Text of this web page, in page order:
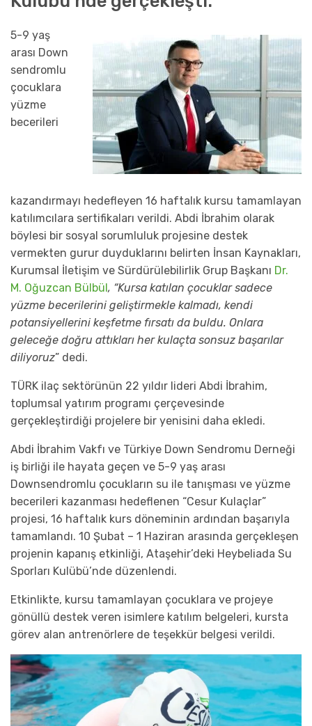
5-9 yaş
arası Down
sendromlu
çocuklara
yüzme
becerileri
kazandırmayı hedefleyen 16 haftalık kursu tamamlayan
katılımcılara sertifikaları verildi. Abdi İbrahim olarak
böylesi bir sosyal sorumluluk projesine destek
vermekten gurur duyduklarını belirten İnsan Kaynakları,
Kurumsal İletişim ve Sürdürülebilirlik Grup Başkanı Dr.
M. Oğuzcan Bülbül, “Kursa katılan çocuklar sadece
yüzme becerilerini geliştirmekle kalmadı, kendi
potansiyellerini keşfetme fırsatı da buldu. Onlara
geleceğe doğru attıkları her kulaçta sonsuz başarılar
diliyoruz” dedi.
TÜRK ilaç sektörünün 22 yıldır lideri Abdi İbrahim,
toplumsal yatırım programı çerçevesinde
gerçekleştirdiği projelere bir yenisini daha ekledi.
Abdi İbrahim Vakfı ve Türkiye Down Sendromu Derneği
iş birliği ile hayata geçen ve 5-9 yaş arası
Downsendromlu çocukların su ile tanışması ve yüzme
becerileri kazanması hedeflenen “Cesur Kulaçlar”
projesi, 16 haftalık kurs döneminin ardından başarıyla
tamamlandı. 10 Şubat – 1 Haziran arasında gerçekleşen
projenin kapanış etkinliği, Ataşehir’deki Heybeliada Su
Sporları Kulübü’nde düzenlendi.
Etkinlikte, kursu tamamlayan çocuklara ve projeye
gönüllü destek veren isimlere katılım belgeleri, kursta
görev alan antrenörlere de teşekkür belgesi verildi.